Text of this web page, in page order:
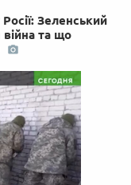
Зеленський
та що